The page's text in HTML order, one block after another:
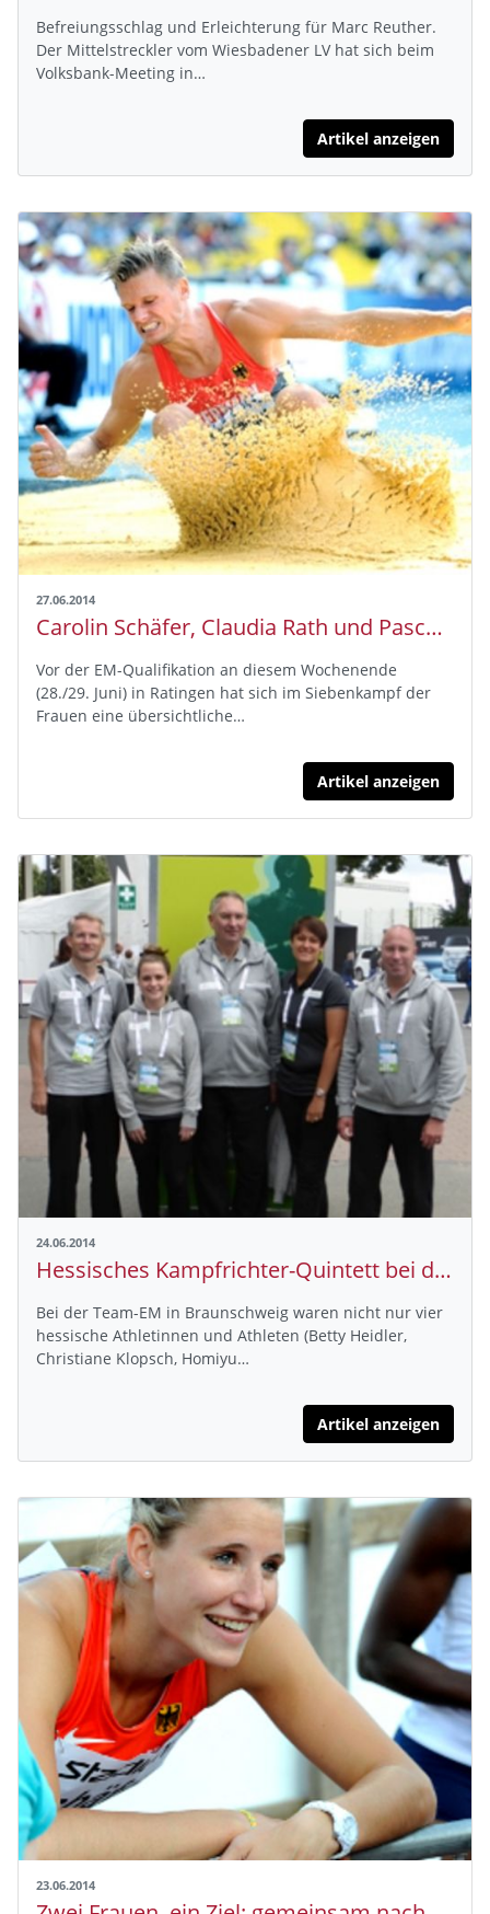
Befreiungsschlag und Erleichterung für Marc Reuther.
Der Mittelstreckler vom Wiesbadener LV hat sich beim
Volksbank-Meeting in…
Artikel anzeigen
27.06.2014
Carolin Schäfer, Claudia Rath und Pascal Behrenbruch kämpfen um EM-Tickets
Vor der EM-Qualifikation an diesem Wochenende
(28./29. Juni) in Ratingen hat sich im Siebenkampf der
Frauen eine übersichtliche…
Artikel anzeigen
24.06.2014
Hessisches Kampfrichter-Quintett bei der Team-EM
Bei der Team-EM in Braunschweig waren nicht nur vier
hessische Athletinnen und Athleten (Betty Heidler,
Christiane Klopsch, Homiyu…
Artikel anzeigen
23.06.2014